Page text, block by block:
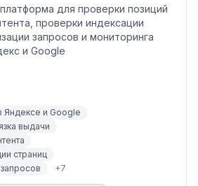
для проверки позиций
проверки индексации
запросов и мониторинга
и Google
Яндексе и Google
выдачи
страниц
+7